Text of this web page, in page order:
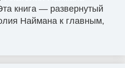
книга — развернутый
Наймана к главным,